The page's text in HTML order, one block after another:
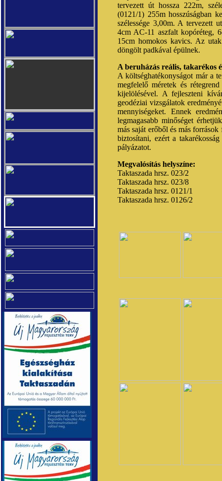
tervezett út hossza 222m,
(0121/1) 255m hosszúságban
szélessége 3,00m. A tervezett
4cm AC-11 aszfalt kopóréteg,
15cm homokos kavics. Az
döngölt padkával épülnek.
A beruházás reális, takarékos
A költséghatékonyságot már a
megfelelő méretek és
kijelölésével. A fejleszteni
geodéziai vizsgálatok
mennyiségeket. Ennek
legmagasabb minőséget
más saját erőből és más
biztosítani, ezért a
pályázatot.
Megvalósítás helyszíne:
Taktaszada hrsz. 023/2
Taktaszada hrsz. 023/8
Taktaszada hrsz. 0121/1
Taktaszada hrsz. 0126/2